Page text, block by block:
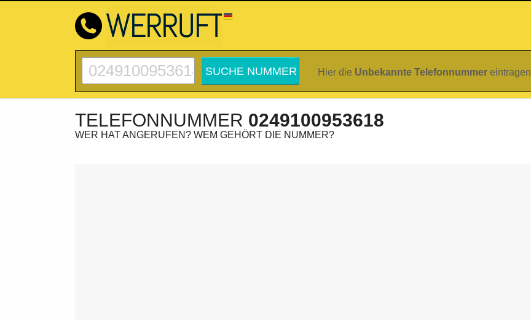
Hier die Unbekannte Telefonnummer eintragen
TELEFONNUMMER 0249100953618
WER HAT ANGERUFEN? WEM GEHÖRT DIE NUMMER?